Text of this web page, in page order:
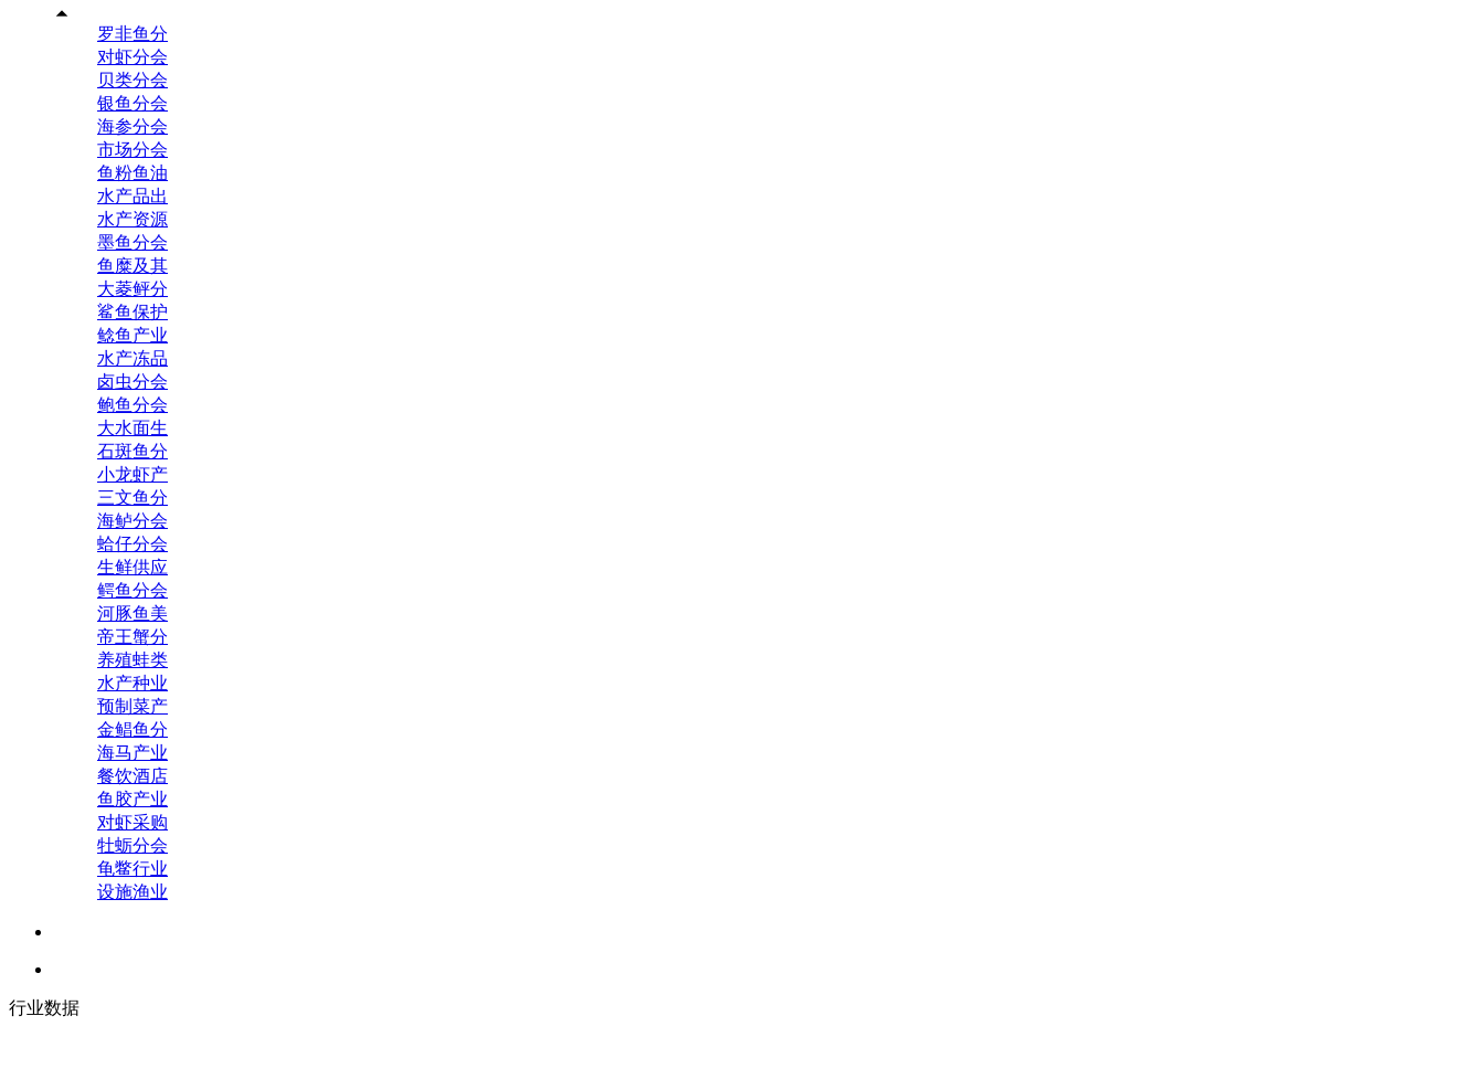

罗非鱼分
对虾分会
贝类分会
银鱼分会
海参分会
市场分会
鱼粉鱼油
水产品出
水产资源
墨鱼分会
鱼糜及其
大菱鲆分
鲨鱼保护
鲶鱼产业
水产冻品
卤虫分会
鲍鱼分会
大水面生
石斑鱼分
小龙虾产
三文鱼分
海鲈分会
蛤仔分会
生鲜供应
鳄鱼分会
河豚鱼美
帝王蟹分
养殖蛙类
水产种业
预制菜产
金鲳鱼分
海马产业
餐饮酒店
鱼胶产业
对虾采购
牡蛎分会
龟鳖行业
设施渔业
行业数据